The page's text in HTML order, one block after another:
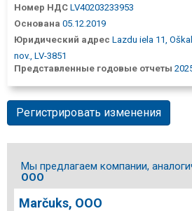
Номер НДС LV40203233953
Основана 05.12.2019
Юридический адрес Lazdu iela 11,
nov., LV-3851
Представленные годовые отчеты
Регистрировать изменения
Мы предлагаем компании,
ООО
Marčuks, ООО